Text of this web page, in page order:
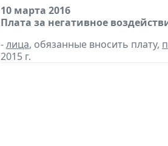
10 марта 2016
Плата за негативное
-лица, обязанные вносить плату,
2015 г.